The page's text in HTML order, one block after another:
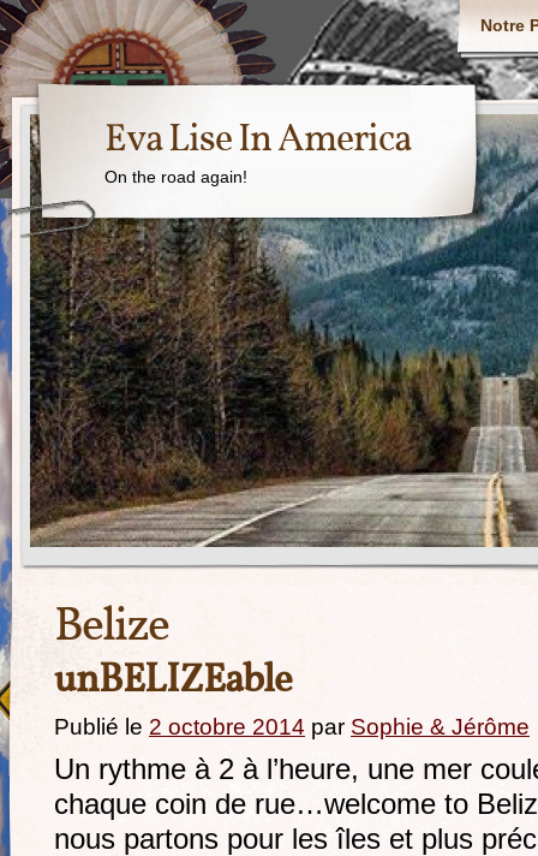
Notre
Eva Lise In America
On the road again!
Belize
unBELIZEable
Publié le 2 octobre 2014 par Sophie & Jérôme
Un rythme à 2 à l’heure, une mer
chaque coin de rue…welcome to
nous partons pour les îles et plus